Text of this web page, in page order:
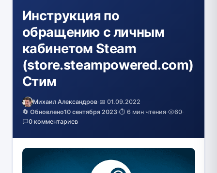
Инструкция по
обращению с личным
кабинетом Steam
(store.steampowered.com)
Стим
Михаил Александров·📅 01.09.2022
🔄 Обновлено10 сентября 2023·⏱️ 6 мин чтения· 60·
0 комментариев